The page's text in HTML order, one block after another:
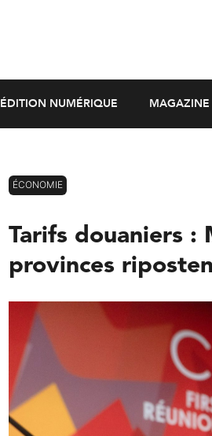
ÉDITION NUMÉRIQUE MAGAZINE
ÉCONOMIE
Tarifs douaniers :
provinces